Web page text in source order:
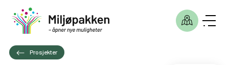
Prosjekter